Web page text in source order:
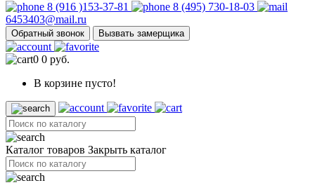
8 (916 )153-37-81
8 (495) 730-18-03
6453403@mail.ru
Обратный звонок Вызвать замерщика
0 0 руб.
В корзине пусто!
Каталог товаров Закрыть каталог